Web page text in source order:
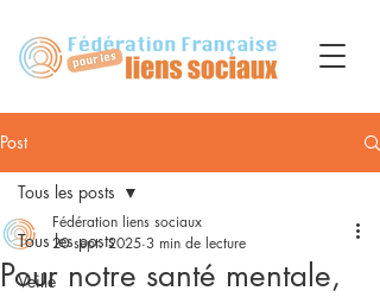
Post
Tous les posts
Veille
Tous les posts
Pour notre santé mentale,
Fédération liens sociaux
20 sept. 2025 3 min de lecture